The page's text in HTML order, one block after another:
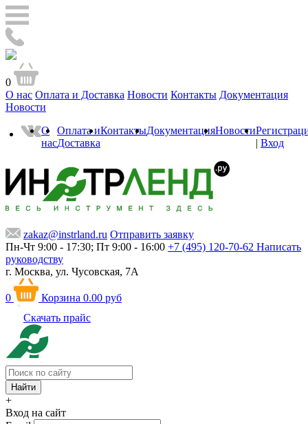
0
О нас Оплата и Доставка Новости Контакты Документация
Новости
О
нас
Оплата и
Доставка
КонтактыДокументацияНовости
| Вход
zakaz@instrland.ru Отправить заявку
Пн-Чт 9:00 - 17:30; Пт 9:00 - 16:00 +7 (495) 120-70-62 Написать
руководству
г. Москва, ул. Чусовская, 7А
0 Корзина 0.00 руб
Скачать прайс
+
Вход на сайт